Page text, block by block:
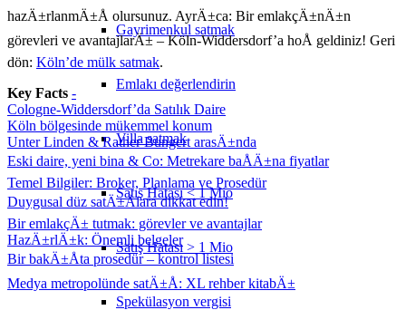
Gayrimenkul satmak
Emlakı değerlendirin
Villa satmak
Satış Hatası < 1 Mio
Satış Hatası > 1 Mio
Spekülasyon vergisi
hazÄ±rlanmÄ±Å olursunuz. AyrÄ±ca: Bir emlakçÄ±nÄ±n
görevleri ve avantajlarÄ± – Köln-Widdersdorf’a hoÅ geldiniz! Geri
dön: Köln’de mülk satmak.
Key Facts -
Cologne-Widdersdorf’da Satılık Daire
Köln bölgesinde mükemmel konum
Unter Linden & Rather Bungert arasÄ±nda
Eski daire, yeni bina & Co: Metrekare baÅÄ±na fiyatlar
Temel Bilgiler: Broker, Planlama ve Prosedür
Duygusal düz satÄ±Ålara dikkat edin!
Bir emlakçÄ± tutmak: görevler ve avantajlar
HazÄ±rlÄ±k: Önemli belgeler
Bir bakÄ±Åta prosedür – kontrol listesi
Medya metropolünde satÄ±Å: XL rehber kitabÄ±